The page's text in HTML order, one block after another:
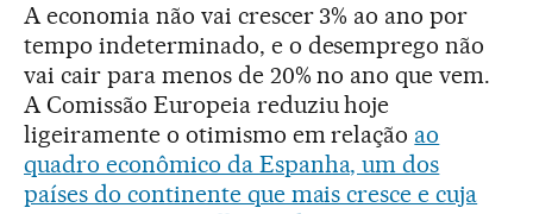
A economia não vai crescer 3% ao ano por
tempo indeterminado, e o desemprego não
vai cair para menos de 20% no ano que vem.
A Comissão Europeia reduziu hoje
ligeiramente o otimismo em relação ao
quadro econômico da Espanha, um dos
países do continente que mais cresce e cuja